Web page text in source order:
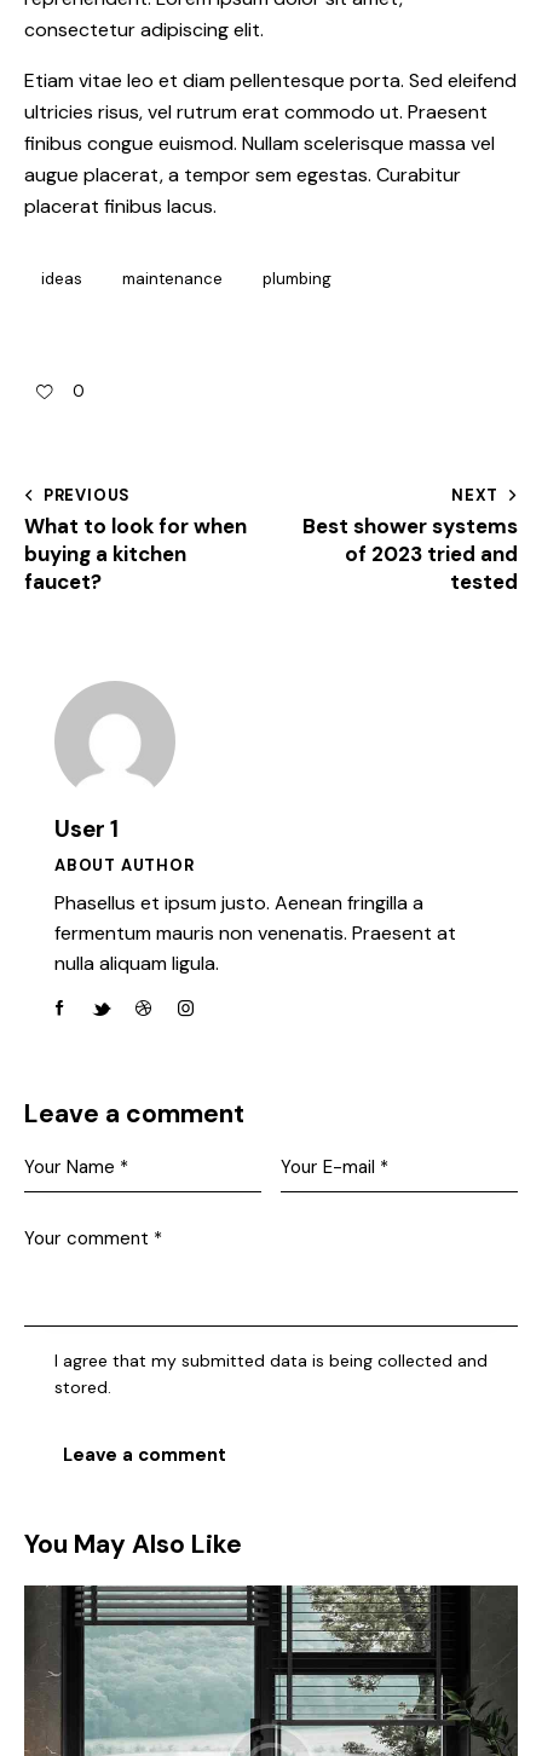
consectetur adipiscing elit.
Etiam vitae leo et diam pellentesque porta. Sed eleifend
ultricies risus, vel rutrum erat commodo ut. Praesent
finibus congue euismod. Nullam scelerisque massa vel
augue placerat, a tempor sem egestas. Curabitur
placerat finibus lacus.
ideas maintenance plumbing
0
PREVIOUS
What to look for when
buying a kitchen
faucet?
NEXT
Best shower systems
of 2023 tried and
tested
User 1
ABOUT AUTHOR
Phasellus et ipsum justo. Aenean fringilla a
fermentum mauris non venenatis. Praesent at
nulla aliquam ligula.
Leave a comment
I agree that my submitted data is being collected and
stored.
You May Also Like